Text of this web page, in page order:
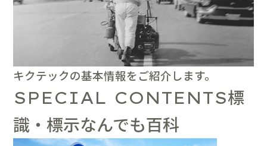
キクテックの基本情報をご紹介します。
SPECIAL CONTENTS標
識・標示なんでも百科